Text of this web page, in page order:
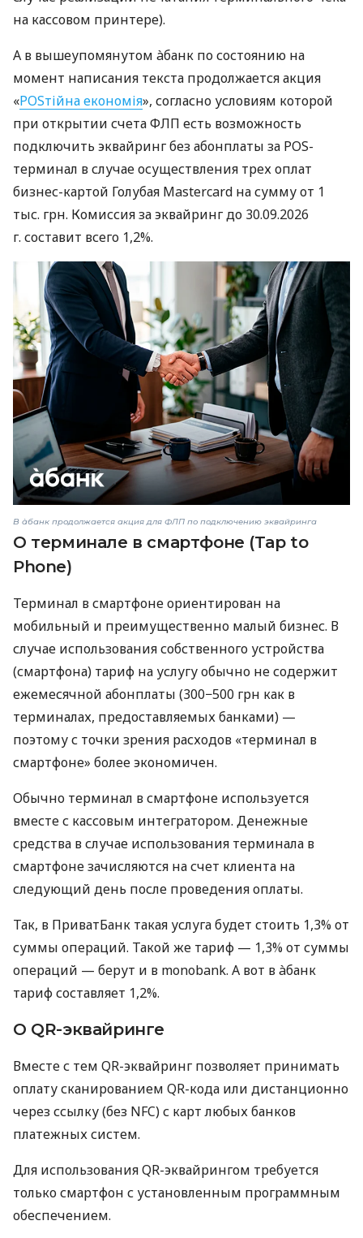
на кассовом принтере).
А в вышеупомянутом àбанк по состоянию на
момент написания текста продолжается акция
«POSтійна економія», согласно условиям которой
при открытии счета ФЛП есть возможность
подключить эквайринг без абонплаты за POS-
терминал в случае осуществления трех оплат
бизнес-картой Голубая Mastercard на сумму от 1
тыс. грн. Комиссия за эквайринг до 30.09.2026
г. составит всего 1,2%.
В àбанк продолжается акция для ФЛП по подключению эквайринга
О терминале в смартфоне (Tap to
Phone)
Терминал в смартфоне ориентирован на
мобильный и преимущественно малый бизнес. В
случае использования собственного устройства
(смартфона) тариф на услугу обычно не содержит
ежемесячной абонплаты (300−500 грн как в
терминалах, предоставляемых банками) —
поэтому с точки зрения расходов «терминал в
смартфоне» более экономичен.
Обычно терминал в смартфоне используется
вместе с кассовым интегратором. Денежные
средства в случае использования терминала в
смартфоне зачисляются на счет клиента на
следующий день после проведения оплаты.
Так, в ПриватБанк такая услуга будет стоить 1,3% от
суммы операций. Такой же тариф — 1,3% от суммы
операций — берут и в monobank. А вот в àбанк
тариф составляет 1,2%.
О QR-эквайринге
Вместе с тем QR-эквайринг позволяет принимать
оплату сканированием QR-кода или дистанционно
через ссылку (без NFC) с карт любых банков
платежных систем.
Для использования QR-эквайрингом требуется
только смартфон с установленным программным
обеспечением.